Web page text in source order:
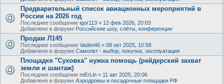
Предварительный список авиационных мероприятий в
России на 2026 год
Последнее сообщение igor113 « 12 фев 2026, 20:03
Добавлено в форуме Российские шоу, слёты, конференции
Продам Л145
Последнее сообщение Vadim46 « 08 окт 2025, 10:58
Добавлено в форуме Самолет - выбор, покупка, эксплуатация
Площадке "Суховка" нужна помощь (рейдерский захват
земли и шантаж)
Последнее сообщение mErLin « 11 авг 2025, 20:06
Добавлено в форуме Аэродромы и посадочные площадки РФ